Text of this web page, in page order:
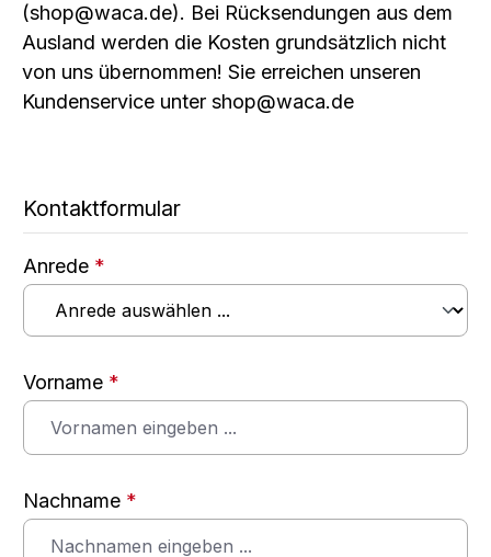
(shop@waca.de). Bei Rücksendungen aus dem
Ausland werden die Kosten grundsätzlich nicht
von uns übernommen! Sie erreichen unseren
Kundenservice unter shop@waca.de
Kontaktformular
Anrede *
Vorname *
Nachname *